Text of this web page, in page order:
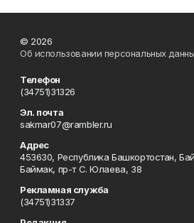
© 2026
Об использовании персональных
Телефон
(34751)31326
Эл. почта
sakmar07@rambler.ru
Адрес
453630, Республика Башкортостан,
Баймак, пр-т С. Юлаева, 38
Рекламная служба
(34751)31337